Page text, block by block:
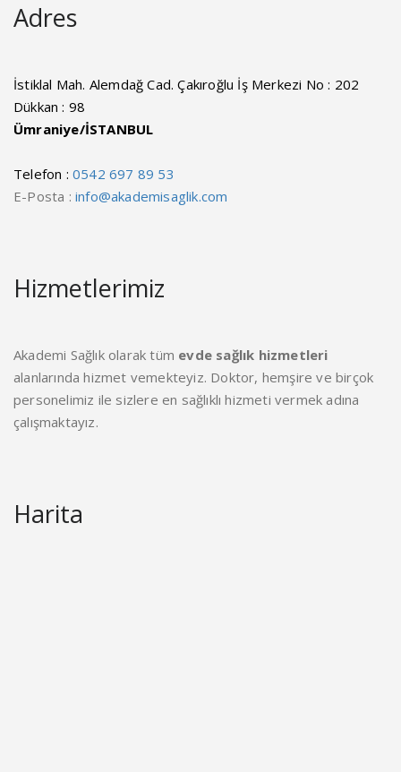
Adres
İstiklal Mah. Alemdağ Cad. Çakıroğlu İş Merkezi No : 202
Dükkan : 98
Ümraniye/İSTANBUL
Telefon : 0542 697 89 53
E-Posta : info@akademisaglik.com
Hizmetlerimiz
Akademi Sağlık olarak tüm evde sağlık hizmetleri
alanlarında hizmet vemekteyiz. Doktor, hemşire ve birçok
personelimiz ile sizlere en sağlıklı hizmeti vermek adına
çalışmaktayız.
Harita